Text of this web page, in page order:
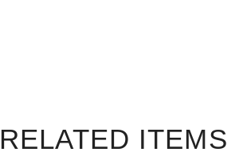
RELATED ITEMS